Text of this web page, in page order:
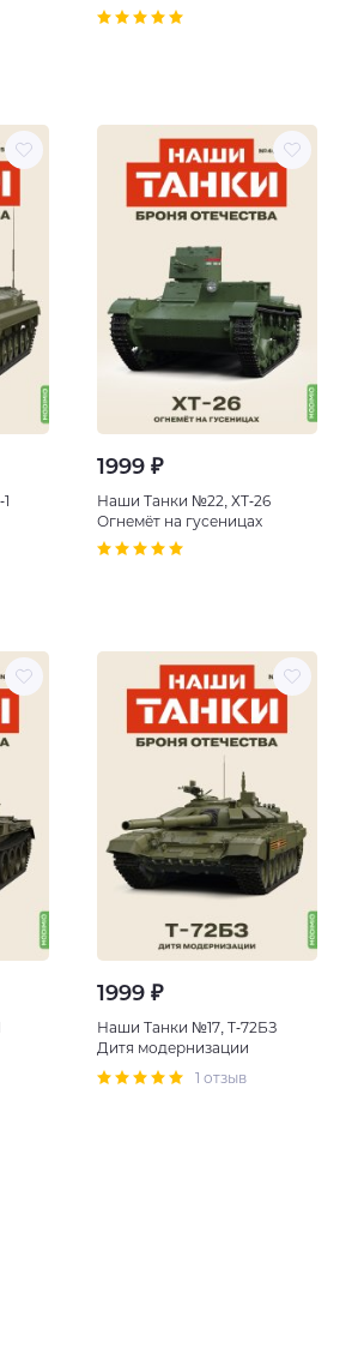
1999 ₽
Наши Танки №22, ХT-26
Огнемёт на гусеницах
1999 ₽
Наши Танки №17, T-72БЗ
Дитя модернизации
1 отзыв